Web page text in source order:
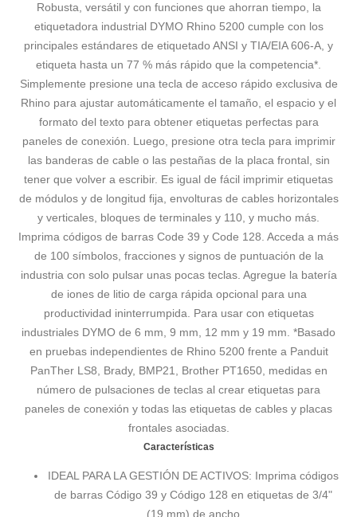
Robusta, versátil y con funciones que ahorran tiempo, la
etiquetadora industrial DYMO Rhino 5200 cumple con los
principales estándares de etiquetado ANSI y TIA/EIA 606-A, y
etiqueta hasta un 77 % más rápido que la competencia*.
Simplemente presione una tecla de acceso rápido exclusiva de
Rhino para ajustar automáticamente el tamaño, el espacio y el
formato del texto para obtener etiquetas perfectas para
paneles de conexión. Luego, presione otra tecla para imprimir
las banderas de cable o las pestañas de la placa frontal, sin
tener que volver a escribir. Es igual de fácil imprimir etiquetas
de módulos y de longitud fija, envolturas de cables horizontales
y verticales, bloques de terminales y 110, y mucho más.
Imprima códigos de barras Code 39 y Code 128. Acceda a más
de 100 símbolos, fracciones y signos de puntuación de la
industria con solo pulsar unas pocas teclas. Agregue la batería
de iones de litio de carga rápida opcional para una
productividad ininterrumpida. Para usar con etiquetas
industriales DYMO de 6 mm, 9 mm, 12 mm y 19 mm. *Basado
en pruebas independientes de Rhino 5200 frente a Panduit
PanTher LS8, Brady, BMP21, Brother PT1650, medidas en
número de pulsaciones de teclas al crear etiquetas para
paneles de conexión y todas las etiquetas de cables y placas
frontales asociadas.
Características
IDEAL PARA LA GESTIÓN DE ACTIVOS: Imprima códigos
de barras Código 39 y Código 128 en etiquetas de 3/4"
(19 mm) de ancho